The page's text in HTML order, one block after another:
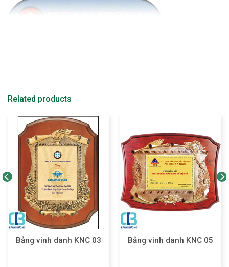
Related products
Bảng vinh danh KNC 03 Bảng vinh danh KNC 05